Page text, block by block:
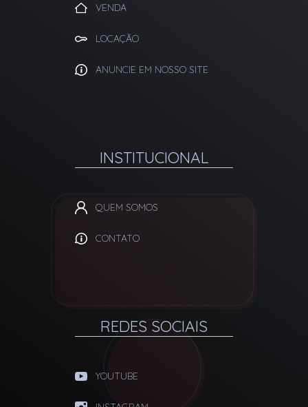
VENDA
LOCAÇÃO
ANUNCIE EM NOSSO SITE
INSTITUCIONAL
QUEM SOMOS
CONTATO
REDES SOCIAIS
YOUTUBE